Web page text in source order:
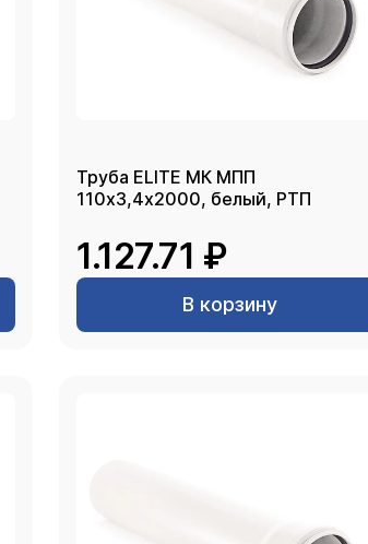
Труба ELITE МК МПП
110х3,4х2000, белый, РТП
1.127.71 ₽
В корзину